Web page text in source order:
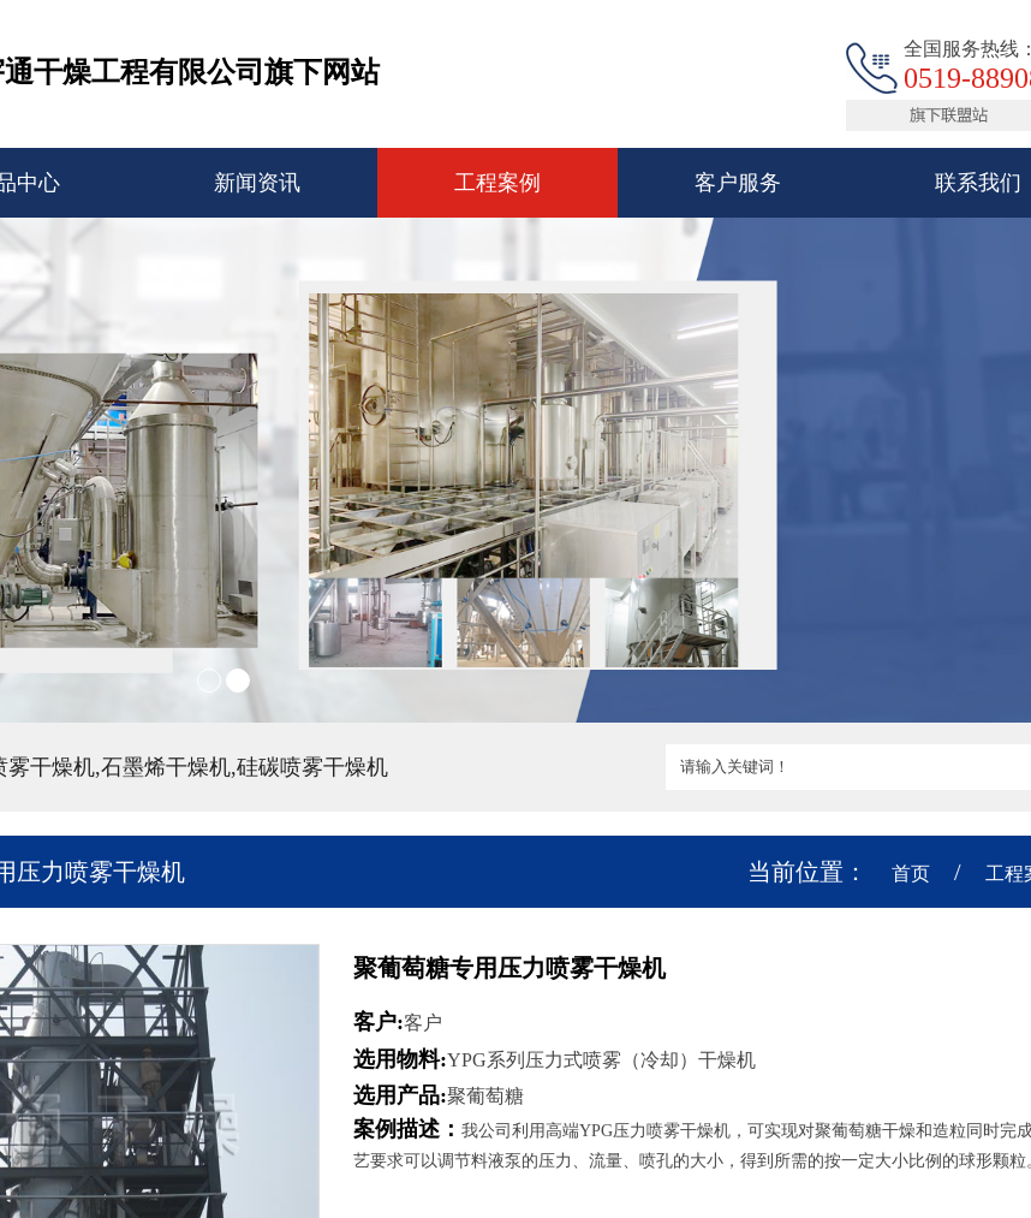
干燥工程有限公司旗下网站
全国服务热线
0519-
中心 新闻资讯 工程案例 客户服务 联系我们
干燥机,石墨烯干燥机,硅碳喷雾干燥机
压力喷雾干燥机 当前位置： 首页 / 工程
聚葡萄糖专用压力喷雾干燥机
客户:客户
选用物料:YPG系列压力式喷雾（冷却）干燥机
选用产品:聚葡萄糖
案例描述： 我公司利用高端YPG压力喷雾干燥机，可实现对聚葡萄糖干燥和造粒同时完
艺要求可以调节料液泵的压力、流量、喷孔的大小，得到所需的按一定大小比例的球形颗粒